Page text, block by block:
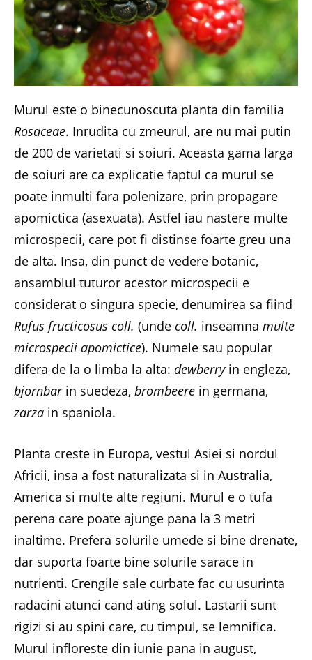
Murul este o binecunoscuta planta din familia
Rosaceae. Inrudita cu zmeurul, are nu mai putin
de 200 de varietati si soiuri. Aceasta gama larga
de soiuri are ca explicatie faptul ca murul se
poate inmulti fara polenizare, prin propagare
apomictica (asexuata). Astfel iau nastere multe
microspecii, care pot fi distinse foarte greu una
de alta. Insa, din punct de vedere botanic,
ansamblul tuturor acestor microspecii e
considerat o singura specie, denumirea sa fiind
Rufus fructicosus coll. (unde coll. inseamna multe
microspecii apomictice). Numele sau popular
difera de la o limba la alta: dewberryin engleza,
bjornbarin suedeza, brombeere in germana,
zarza in spaniola.
Planta creste in Europa, vestul Asiei si nordul
Africii, insa a fost naturalizata si in Australia,
America si multe alte regiuni. Murul e o tufa
perena care poate ajunge pana la 3 metri
inaltime. Prefera solurile umede si bine drenate,
dar suporta foarte bine solurile sarace in
nutrienti. Crengile sale curbate fac cu usurinta
radacini atunci cand ating solul. Lastarii sunt
rigizi si au spini care, cu timpul, se lemnifica.
Murul infloreste din iunie pana in august,